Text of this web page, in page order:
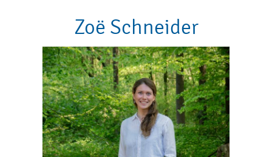
Zoë Schneider